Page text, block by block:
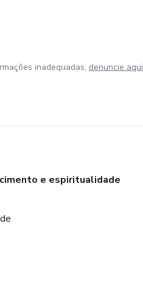
inadequadas, denuncie aqui
e espiritualidade